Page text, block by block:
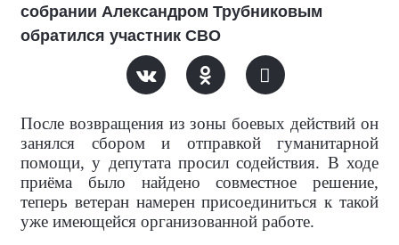
собрании Александром Трубниковым
обратился участник СВО
После возвращения из зоны боевых действий он
занялся сбором и отправкой гуманитарной
помощи, у депутата просил содействия. В ходе
приёма было найдено совместное решение,
теперь ветеран намерен присоединиться к такой
уже имеющейся организованной работе.